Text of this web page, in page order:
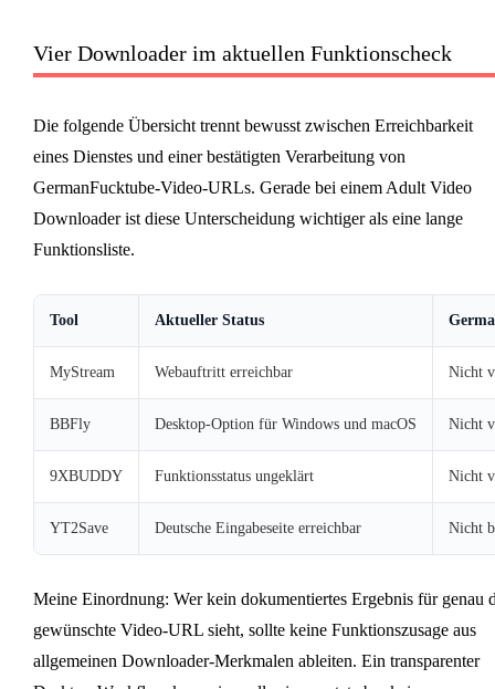
Vier Downloader im aktuellen Funktionscheck
Die folgende Übersicht trennt bewusst zwischen Erreichbarkeit
eines Dienstes und einer bestätigten Verarbeitung von
GermanFucktube-Video-URLs. Gerade bei einem Adult Video
Downloader ist diese Unterscheidung wichtiger als eine lange
Funktionsliste.
Tool Aktueller Status
MyStream Webauftritt erreichbar Nicht
BBFly Desktop-Option für Windows und macOS Nicht
9XBUDDY Funktionsstatus ungeklärt Nicht
YT2Save Deutsche Eingabeseite erreichbar Nicht
Meine Einordnung: Wer kein dokumentiertes Ergebnis für genau
gewünschte Video-URL sieht, sollte keine Funktionszusage aus
allgemeinen Downloader-Merkmalen ableiten. Ein transparenter